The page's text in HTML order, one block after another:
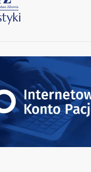
czytaj więcej
czytaj więcej